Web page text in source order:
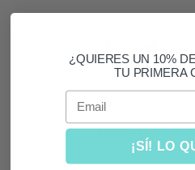
1263-1
CATEGORÍAS
BOLSOS FIESTA,
¿QUIERES UN 10%
TU PRIMERA
Email
¡SÍ! LO